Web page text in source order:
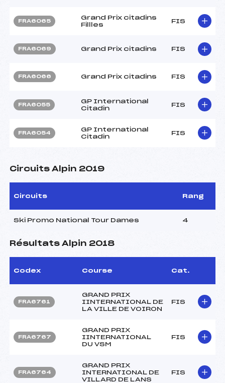
FRA6065
Grand Prix citadins
Fillles
FIS
FRA6069 Grand Prix citadins FIS
FRA6066 Grand Prix citadins FIS
FRA6055
GP International
Citadin
FIS
FRA6054
GP International
Citadin
FIS
Circuits Alpin 2019
Circuits Rang
Ski Promo National Tour Dames 4
Résultats Alpin 2018
Codex Course Cat.
FRA6761
GRAND PRIX
IINTERNATIONAL DE
LA VILLE DE VOIRON
FIS
FRA6767
GRAND PRIX
IINTERNATIONAL
DU VSM
FIS
FRA6764
GRAND PRIX
INTERNATIONAL DE
VILLARD DE LANS
FIS